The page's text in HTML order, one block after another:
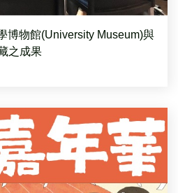
博物館(University Museum)與
之成果